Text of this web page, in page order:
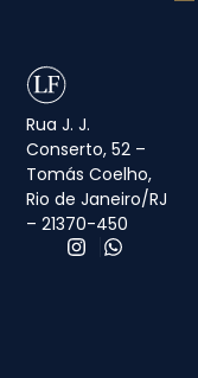
Rua J. J.
Conserto, 52 –
Tomás Coelho,
Rio de Janeiro/RJ
– 21370-450